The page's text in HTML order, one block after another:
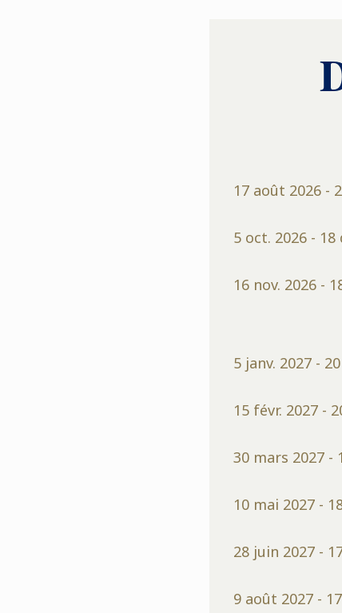
17 août 2026 -
5 oct. 2026 - 18
16 nov. 2026 -
5 janv. 2027 -
15 févr. 2027 -
30 mars 2027 -
10 mai 2027 -
28 juin 2027 -
9 août 2027 -